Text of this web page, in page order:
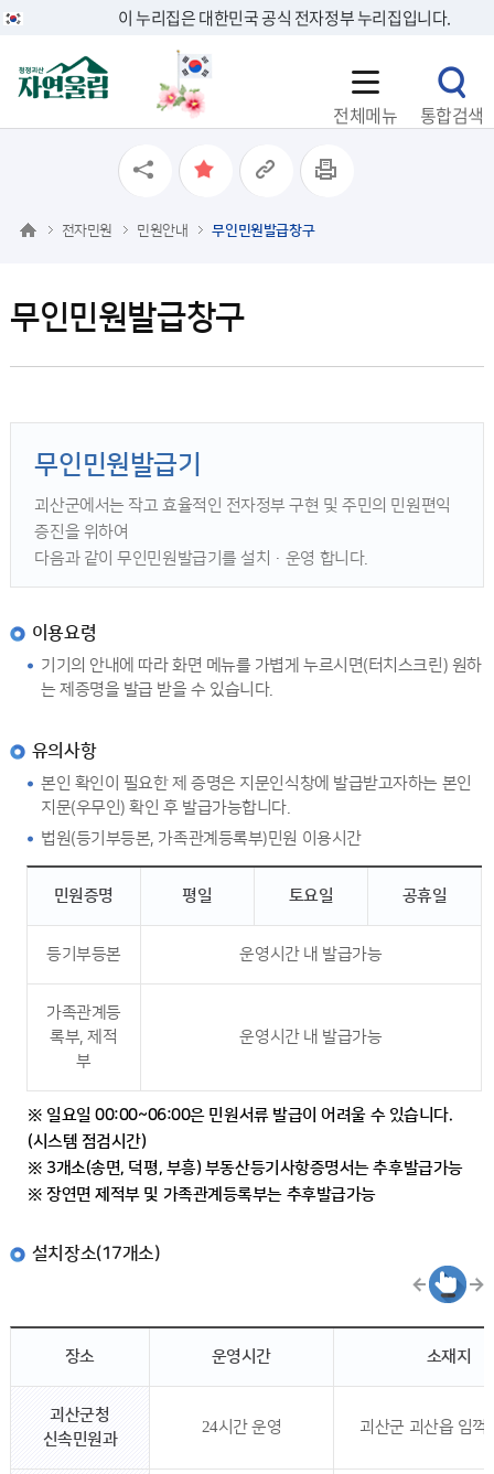
이 누리집은 대한민국 공식 전자정부 누리집입니다.
전체메뉴 통합검색
무인민원발급창구
전자민원 민원안내 무인민원발급창구
무인민원발급기
괴산군에서는 작고 효율적인 전자정부 구현 및 주민의 민원편익
증진을 위하여
다음과 같이 무인민원발급기를 설치·운영 합니다.
이용요령
기기의 안내에 따라 화면 메뉴를 가볍게 누르시면(터치스크린) 원하
는 제증명을 발급 받을 수 있습니다.
유의사항
본인 확인이 필요한 제 증명은 지문인식창에 발급받고자하는 본인
지문(우무인) 확인 후 발급가능합니다.
법원(등기부등본, 가족관계등록부)민원 이용시간
민원증명 평일 토요일 공휴일
등기부등본 운영시간 내 발급가능
가족관계등
록부, 제적
부
운영시간 내 발급가능
※ 일요일 00:00~06:00은 민원서류 발급이 어려울 수 있습니다.
(시스템 점검시간)
※ 3개소(송면, 덕평, 부흥) 부동산등기사항증명서는 추후발급가능
※ 장연면 제적부 및 가족관계등록부는 추후발급가능
설치장소(17개소)
장소 운영시간 소재지
괴산군청
신속민원과
24시간 운영 괴산군 괴산읍 임꺽